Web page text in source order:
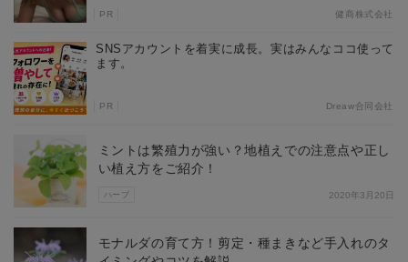
PR 健商株式会社
SNSアカウントを着実に成長。実はみんなココ使って
ます。
PR Dreaw合同会社
ハーブ
ミントは繁殖力が強い？地植えでの注意点や正し
い植え方をご紹介！
2020年3月20日
モナルダの育て方！剪定・種まきなど手入れのタ